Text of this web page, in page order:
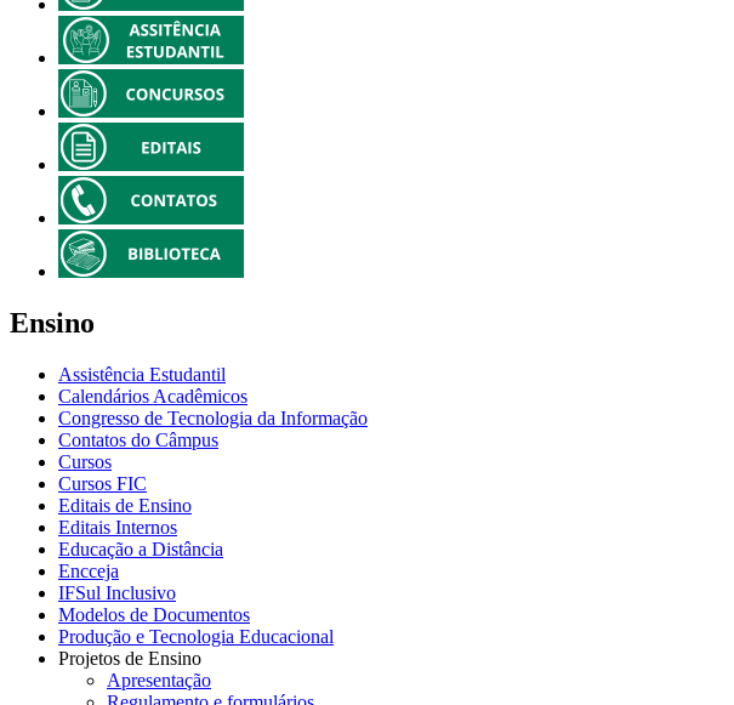
Ensino
Assistência Estudantil
Calendários Acadêmicos
Congresso de Tecnologia da Informação
Contatos do Câmpus
Cursos
Cursos FIC
Editais de Ensino
Editais Internos
Educação a Distância
Encceja
IFSul Inclusivo
Modelos de Documentos
Produção e Tecnologia Educacional
Projetos de Ensino
Apresentação